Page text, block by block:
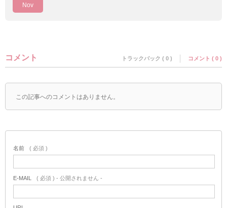
Nov
コメント トラックバック ( 0 ) コメント ( 0 )
この記事へのコメントはありません。
名前 ( 必須 )
E-MAIL ( 必須 ) - 公開されません -